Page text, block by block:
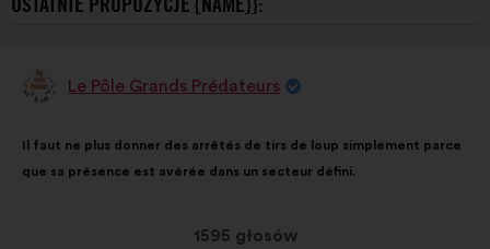
OSTATNIE PROPOZYCJE {NAME}}:
Propozycja:Le Pôle Grands Prédateurs
propozycji:
Il faut ne plus donner des arrêtés de tirs de loup simplement parce
que sa présence est avérée dans un secteur défini.
Ta
1595 głosów
czym
głosy